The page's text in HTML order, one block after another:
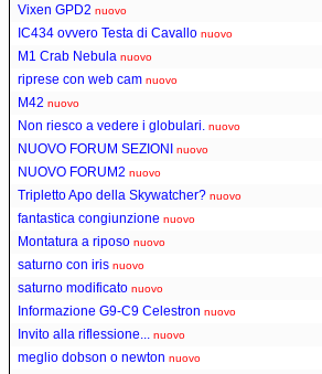
Vixen GPD2 nuovo
IC434 ovvero Testa di Cavallo nuovo
M1 Crab Nebula nuovo
riprese con web cam nuovo
M42 nuovo
Non riesco a vedere i globulari. nuovo
NUOVO FORUM SEZIONI nuovo
NUOVO FORUM2 nuovo
Tripletto Apo della Skywatcher? nuovo
fantastica congiunzione nuovo
Montatura a riposo nuovo
saturno con iris nuovo
saturno modificato nuovo
Informazione G9-C9 Celestron nuovo
Invito alla riflessione... nuovo
meglio dobson o newton nuovo